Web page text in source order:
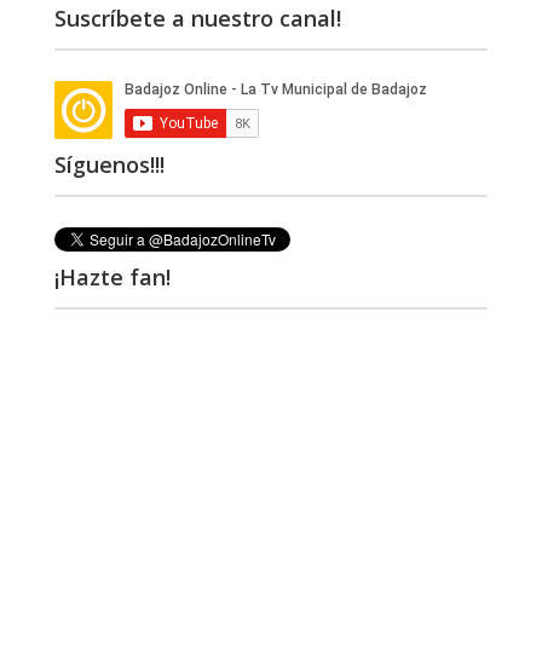
Suscríbete a nuestro canal!
Síguenos!!!
¡Hazte fan!